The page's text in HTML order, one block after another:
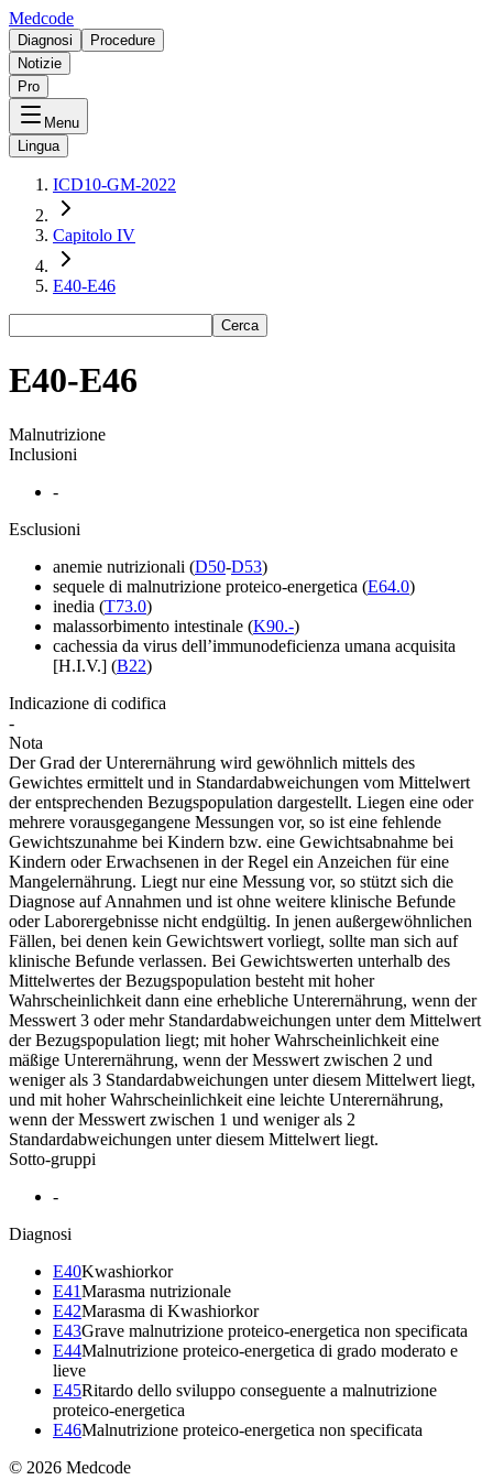
Medcode
Diagnosi
Procedure
Notizie
Pro
Menu
Lingua
ICD10-GM-2022
Capitolo IV
E40-E46
Cerca
E40-E46
Malnutrizione
Inclusioni
-
Esclusioni
anemie nutrizionali (D50-D53)
sequele di malnutrizione proteico-energetica (E64.0)
inedia (T73.0)
malassorbimento intestinale (K90.-)
cachessia da virus dell’immunodeficienza umana acquisita
[H.I.V.] (B22)
Indicazione di codifica
-
Nota
Der Grad der Unterernährung wird gewöhnlich mittels des
Gewichtes ermittelt und in Standardabweichungen vom Mittelwert
der entsprechenden Bezugspopulation dargestellt. Liegen eine oder
mehrere vorausgegangene Messungen vor, so ist eine fehlende
Gewichtszunahme bei Kindern bzw. eine Gewichtsabnahme bei
Kindern oder Erwachsenen in der Regel ein Anzeichen für eine
Mangelernährung. Liegt nur eine Messung vor, so stützt sich die
Diagnose auf Annahmen und ist ohne weitere klinische Befunde
oder Laborergebnisse nicht endgültig. In jenen außergewöhnlichen
Fällen, bei denen kein Gewichtswert vorliegt, sollte man sich auf
klinische Befunde verlassen. Bei Gewichtswerten unterhalb des
Mittelwertes der Bezugspopulation besteht mit hoher
Wahrscheinlichkeit dann eine erhebliche Unterernährung, wenn der
Messwert 3 oder mehr Standardabweichungen unter dem Mittelwert
der Bezugspopulation liegt; mit hoher Wahrscheinlichkeit eine
mäßige Unterernährung, wenn der Messwert zwischen 2 und
weniger als 3 Standardabweichungen unter diesem Mittelwert liegt,
und mit hoher Wahrscheinlichkeit eine leichte Unterernährung,
wenn der Messwert zwischen 1 und weniger als 2
Standardabweichungen unter diesem Mittelwert liegt.
Sotto-gruppi
-
Diagnosi
E40Kwashiorkor
E41Marasma nutrizionale
E42Marasma di Kwashiorkor
E43Grave malnutrizione proteico-energetica non specificata
E44Malnutrizione proteico-energetica di grado moderato e
lieve
E45Ritardo dello sviluppo conseguente a malnutrizione
proteico-energetica
E46Malnutrizione proteico-energetica non specificata
© 2026 Medcode